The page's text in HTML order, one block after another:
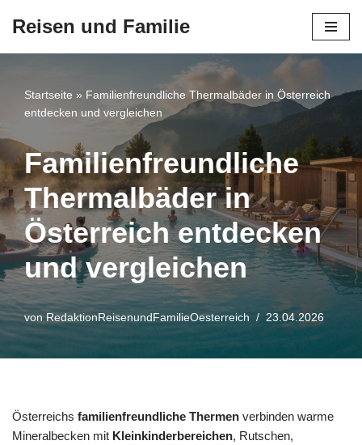
Reisen und Familie
Startseite » Familienfreundliche Thermalbäder in Österreich
entdecken und vergleichen
Familienfreundliche
Thermalbäder in
Österreich entdecken
und vergleichen
von RedaktionReisenundFamilieOesterreich 23.04.2026
Österreichs familienfreundliche Thermen verbinden warme
Mineralbecken mit Kleinkinderbereichen, Rutschen,